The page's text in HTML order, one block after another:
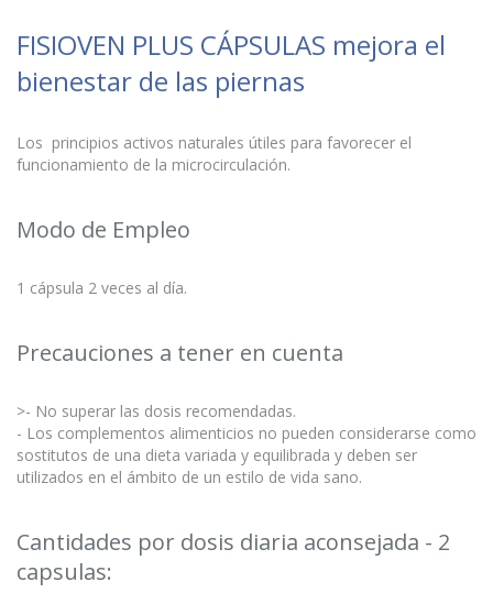
FISIOVEN PLUS CÁPSULAS mejora el
bienestar de las piernas
Los principios activos naturales útiles para favorecer el
funcionamiento de la microcirculación.
Modo de Empleo
1 cápsula 2 veces al día.
Precauciones a tener en cuenta
>- No superar las dosis recomendadas.
- Los complementos alimenticios no pueden considerarse como
sostitutos de una dieta variada y equilibrada y deben ser
utilizados en el ámbito de un estilo de vida sano.
Cantidades por dosis diaria aconsejada - 2
capsulas: